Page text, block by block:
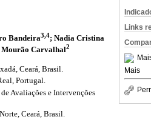
Links
Mais
Bandeira3,4; Nadia Cristina
Carvalhal2
Ceará, Brasil.
Portugal.
Avaliações e Intervenções
Ceará, Brasil.